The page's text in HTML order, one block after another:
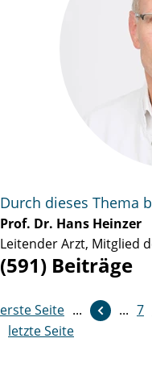
Durch dieses Thema
Prof. Dr. Hans Heinzer
Leitender Arzt, Mitglied
(591) Beiträge
erste Seite ... ... 7
letzte Seite